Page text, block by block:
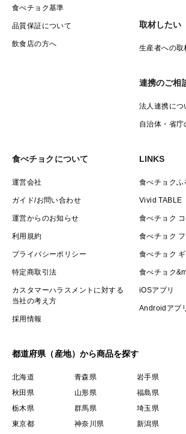
食べチョク基準
品質保証について
飲食店の方へ
取材したい
生産者への取
連携のご相
法人連携につ
自治体・省庁
食べチョクについて
運営会社
ガイド/お問い合わせ
運営からのお知らせ
利用規約
プライバシーポリシー
特定商取引法
カスタマーハラスメントに対する
当社の考え方
採用情報
LINKS
食べチョクふ
Vivid TABLE
食べチョク
食べチョク
食べチョク
食べチョク
iOSアプリ
Androidアプ
都道府県（産地）から商品を探す
北海道 青森県 岩手県
秋田県
山形県 福島県
栃木県
群馬県 埼玉県
東京都
神奈川県 新潟県